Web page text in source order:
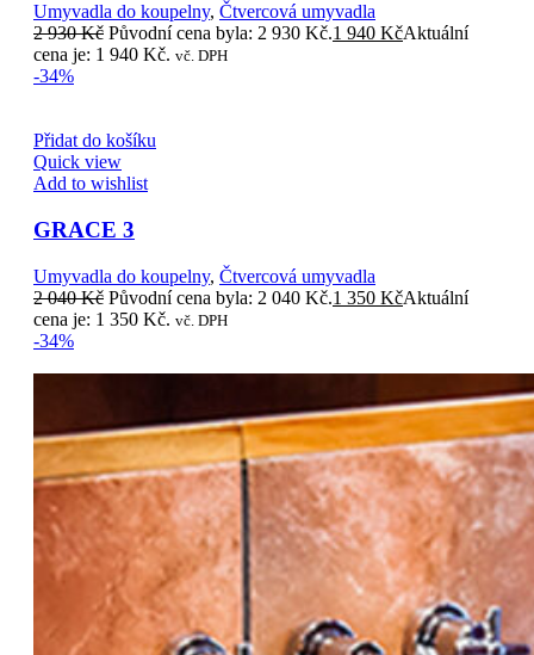
Umyvadla do koupelny, Čtvercová umyvadla
2 930Kč Původní cena byla: 2 930 Kč.1 940 KčAktuální
cena je: 1 940 Kč. vč. DPH
-34%
Přidat do košíku
Quick view
Add to wishlist
GRACE 3
Umyvadla do koupelny, Čtvercová umyvadla
2 040Kč Původní cena byla: 2 040 Kč.1 350 KčAktuální
cena je: 1 350 Kč. vč. DPH
-34%